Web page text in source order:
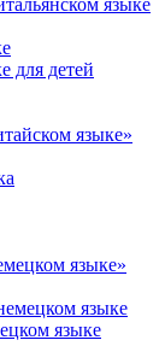
для детей
языке»
языке»
языке
языке